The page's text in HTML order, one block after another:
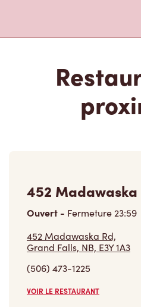
452 Madawaska
Ouvert - Fermeture23:59
452 Madawaska Rd,
Grand Falls, NB, E3Y 1A3
(506) 473-1225
VOIR LE RESTAURANT